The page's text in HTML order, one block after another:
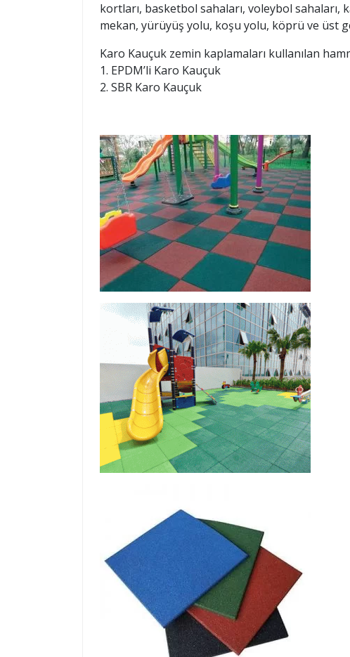
kortları, basketbol sahaları, voleybol sahaları,
mekan, yürüyüş yolu, koşu yolu, köprü ve üst
Karo Kauçuk zemin kaplamaları kullanılan
1. EPDM’li Karo Kauçuk
2. SBR Karo Kauçuk